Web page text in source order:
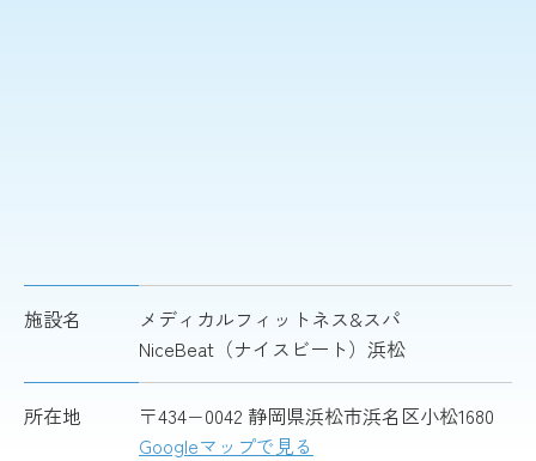
施設名
メディカルフィットネス&スパ
NiceBeat（ナイスビート）浜松
所在地
〒434−0042 静岡県浜松市浜名区小松1680
Googleマップで見る